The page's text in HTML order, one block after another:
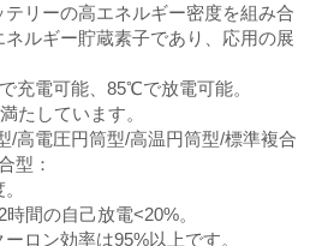
リーの高エネルギー密度を組み合
ルギー貯蔵素子であり、応用の展
充電可能、85℃で放電可能。
たしています。
/高電圧円筒型/高温円筒型/標準複合
型：
間の自己放電<20%。
ロン効率は95%以上です。